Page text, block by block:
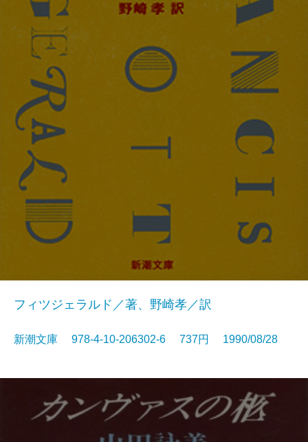
フィツジェラルド／著、野崎孝／訳
新潮文庫 978-4-10-206302-6 737円 1990/08/28